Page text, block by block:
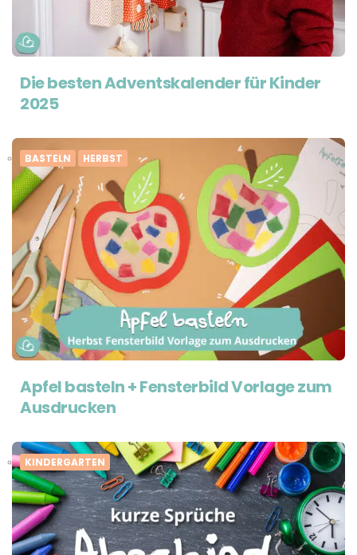
Die besten Adventskalender für Kinder
2025
BASTELN HERBST
Apfel basteln + Fensterbild Vorlage zum
Ausdrucken
KINDERGARTEN